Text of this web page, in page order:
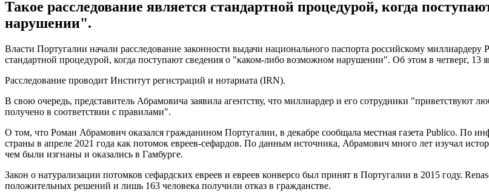
Такое расследование является стандартной процедурой, когда
нарушении".
Власти Португалии начали расследование законности выдачи национального паспорта российскому
стандартной процедурой, когда поступают сведения о "каком-либо возможном нарушении". Об этом в четверг, 13
Расследование проводит Институт регистраций и нотариата (IRN).
В свою очередь, представитель Абрамовича заявила агентству, что миллиардер и его сотрудники "приветствуют
получено в соответствии с правилами".
О том, что Роман Абрамович оказался гражданином Португалии, в декабре сообщала местная газета Publico. По
страны в апреле 2021 года как потомок евреев-сефардов. По данным источника, Абрамович много лет изучал
чем были изгнаны и оказались в Гамбурге.
Закон о натурализации потомков сефардских евреев и евреев конверсо был принят в Португалии в 2015 году.
положительных решений и лишь 163 человека получили отказ в гражданстве.